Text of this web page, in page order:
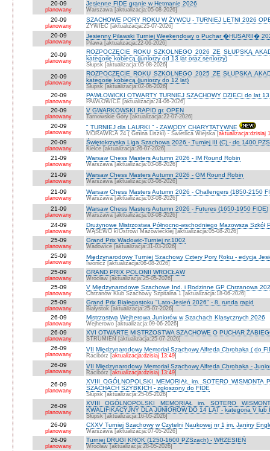
20-09
planowany
Jesienne FIDE granie w Hetmanie 2026
Warszawa [aktualizacja:05-08-2026]
20-09
planowany
SZACHOWE PORY ROKU W ŻYWCU - TURNIEJ LETNI 2026
ŻYWIEC [aktualizacja:25-07-2026]
20-09
planowany
Jesienny Pilawski Turniej Weekendowy o Puchar �HUSARII�
Pilawa [aktualizacja:22-06-2026]
20-09
planowany
ROZPOCZĘCIE ROKU SZKOLNEGO 2026 ZE SŁUPSKĄ
kategorię kobiecą (juniorzy od 13 lat oraz seniorzy)
Słupsk [aktualizacja:05-08-2026]
20-09
planowany
ROZPOCZĘCIE ROKU SZKOLNEGO 2025 ZE SŁUPSKĄ
kategorię kobiecą (juniorzy do 12 lat)
Słupsk [aktualizacja:02-06-2026]
20-09
planowany
PAWŁOWICKI OTWARTY TURNIEJ SZACHOWY DZIECI do lat
PAWŁOWICE [aktualizacja:24-06-2026]
20-09
planowany
V GWARKOWSKI RAPID gr. OPEN
Tarnowskie Góry [aktualizacja:22-07-2026]
20-09
planowany
" TURNIEJ dla LAURKI " - ZAWODY CHARYTATYWNE
MORAWICA 24 ( Gmina Liszki) - Świetlica Wiejska [aktualizacja:dzisiaj
20-09
planowany
Świętokrzyska Liga Szachowa 2026 - Turniej III (C) - do 1400
Kielce [aktualizacja:26-07-2026]
21-09
planowany
Warsaw Chess Masters Autumn 2026 - IM Round Robin
Warszawa [aktualizacja:03-08-2026]
21-09
planowany
Warsaw Chess Masters Autumn 2026 - GM Round Robin
Warszawa [aktualizacja:03-08-2026]
21-09
planowany
Warsaw Chess Masters Autumn 2026 - Challengers (1850-2150
Warszawa [aktualizacja:03-08-2026]
21-09
planowany
Warsaw Chess Masters Autumn 2026 - Futures (1650-1950 FIDE)
Warszawa [aktualizacja:03-08-2026]
24-09
planowany
Drużynowe Mistrzostwa Północno-wschodniego Mazowsza Szkół
WĄSEWO k/Ostrowi Mazowieckiej [aktualizacja:05-08-2026]
25-09
planowany
Grand Prix Wadowic-Turniej nr.1002
Wadowice [aktualizacja:31-03-2026]
25-09
planowany
Międzynarodowy Turniej Szachowy Cztery Pory Roku - edycja
Iwonicz [aktualizacja:06-08-2026]
25-09
planowany
GRAND PRIX POLONII WROCŁAW
Wrocław [aktualizacja:25-05-2026]
25-09
planowany
V Międzynarodowe Szachowe Ind. i Rodzinne GP Chrzanowa
Chrzanów Klub Szachowy Szpitalna 1 [aktualizacja:18-06-2026]
25-09
planowany
Grand Prix Białegostoku "Lato-Jesień 2026" - 8. runda rapid
Białystok [aktualizacja:25-07-2026]
26-09
planowany
Mistrzostwa Wejherowa Juniorów w Szachach Klasycznych 2026
Wejherowo [aktualizacja:09-06-2026]
26-09
planowany
XVI OTWARTE MISTRZOSTWA SZACHOWE O PUCHAR
STRUMIEŃ [aktualizacja:25-07-2026]
26-09
planowany
VII Międzynarodowy Memoriał Szachowy Alfreda Chrobaka ( do
Racibórz [aktualizacja:dzisiaj 13:49]
26-09
planowany
VII Międzynarodowy Memoriał Szachowy Alfreda Chrobaka -
Racibórz [aktualizacja:dzisiaj 13:49]
26-09
planowany
XVIII OGÓLNOPOLSKI MEMORIAŁ im. SOTERO WISMONTA
SZACHACH SZYBKICH - zgłoszony do FIDE
Słupsk [aktualizacja:25-05-2026]
26-09
planowany
XVIII OGÓLNOPOLSKI MEMORIAŁ im. SOTERO
KWALIFIKACYJNY DLA JUNIORÓW DO 14 LAT - kategoria V
Słupsk [aktualizacja:16-05-2026]
26-09
planowany
CXXV Turniej Szachowy w Czytelni Naukowej nr 1 im. Janiny
Warszawa [aktualizacja:07-05-2026]
26-09
planowany
Turniej DRUGI KROK (1250-1600 PZSzach) - WRZESIEŃ
Wrocław [aktualizacja:28-05-2026]